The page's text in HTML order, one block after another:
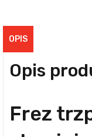
OPIS
Opis
Frez